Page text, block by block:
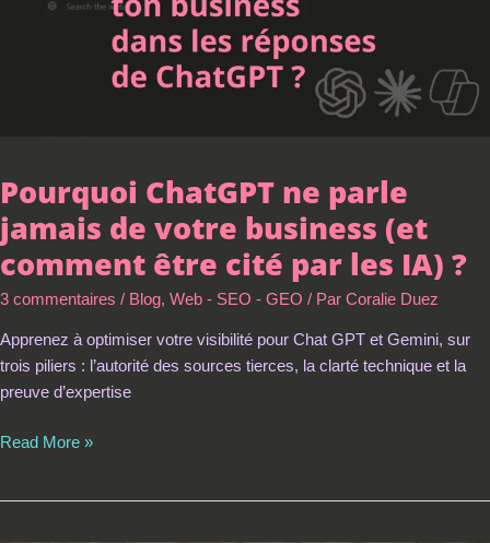
Pourquoi ChatGPT ne parle
jamais de votre business (et
comment être cité par les IA) ?
3 commentaires / Blog, Web - SEO - GEO / Par Coralie Duez
Apprenez à optimiser votre visibilité pour Chat GPT et Gemini, sur
trois piliers : l’autorité des sources tierces, la clarté technique et la
preuve d’expertise
IA)
Read More »